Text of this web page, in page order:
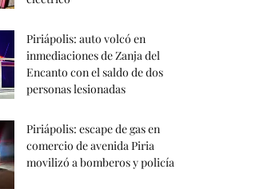
Piriápolis: auto volcó en
inmediaciones de Zanja del
Encanto con el saldo de dos
personas lesionadas
Piriápolis: escape de gas en
comercio de avenida Piria
movilizó a bomberos y policía